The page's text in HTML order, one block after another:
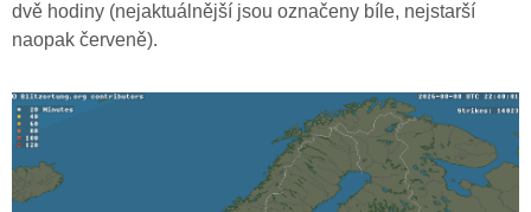
dvě hodiny (nejaktuálnější jsou označeny bíle, nejstarší
naopak červeně).